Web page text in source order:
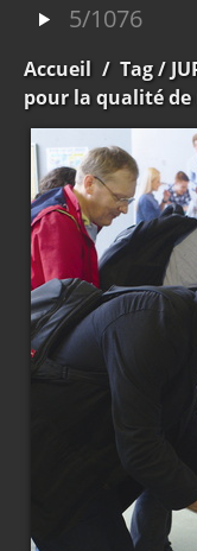
5/1076
Accueil / Tag/
pour la qualité